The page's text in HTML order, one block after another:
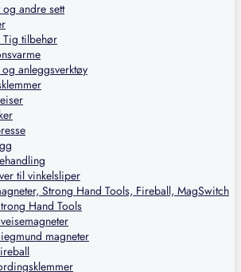
og andre sett
tilbehør
og anleggsverktøy
til vinkelsliper
Strong Hand Tools, Fireball, MagSwitch
Hand Tools
magneter